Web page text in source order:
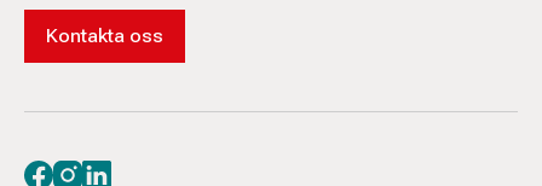
Kontakta oss
Besök oss på facebook
Besök oss på instagram
Besök oss på linkedin